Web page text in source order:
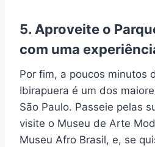
5. Aproveite o
com uma
Por fim, a poucos minutos
Ibirapuera é um dos
São Paulo. Passeie pelas
visite o Museu de Arte
Museu Afro Brasil, e, se